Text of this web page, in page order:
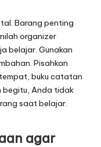
Barang penting
organizer
belajar. Gunakan
Pisahkan
buku catatan
begitu, Anda tidak
saat belajar.
agar